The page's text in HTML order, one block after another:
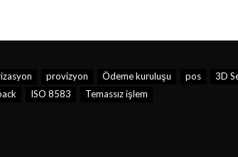
provizyon Ödeme kuruluşu pos 3D
ISO 8583 Temassız işlem